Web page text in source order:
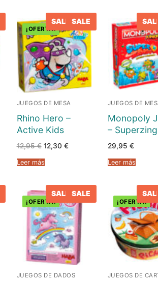
¡OFERTA!
JUEGOS DE MESA
SALE SALE
Rhino Hero –
Active Kids
12,95€ El
precio
original
era:
12,30 €El
Leer más
JUEGOS DE
SALE
Monopoly
–
29,95 €
Leer más
¡OFERTA!
JUEGOS DE DADOS
SALE SALE
¡OFERTA!
JUEGOS DE
SALE